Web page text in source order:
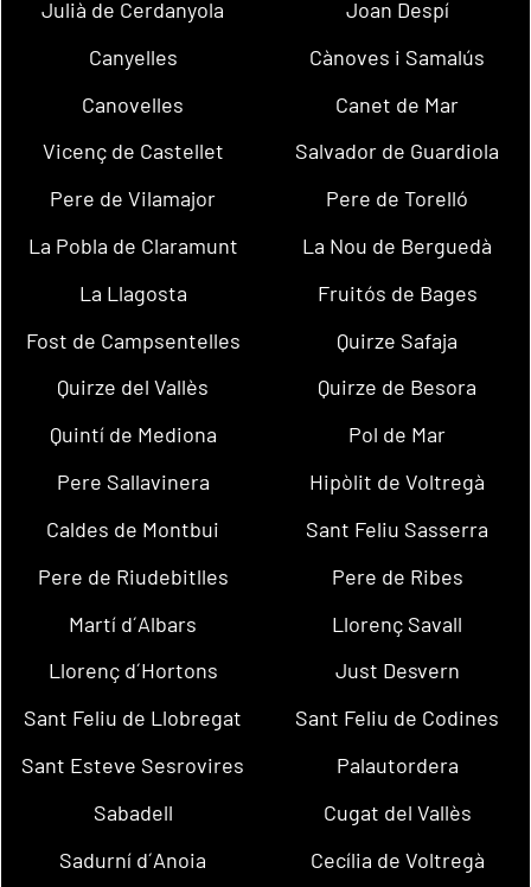
Julià de Cerdanyola
Joan Despí
Canyelles
Cànoves i Samalús
Canovelles
Canet de Mar
Vicenç de Castellet
Salvador de Guardiola
Pere de Vilamajor
Pere de Torelló
La Pobla de Claramunt
La Nou de Berguedà
La Llagosta
Fruitós de Bages
Fost de Campsentelles
Quirze Safaja
Quirze del Vallès
Quirze de Besora
Quintí de Mediona
Pol de Mar
Pere Sallavinera
Hipòlit de Voltregà
Caldes de Montbui
Sant Feliu Sasserra
Pere de Riudebitlles
Pere de Ribes
Martí d´Albars
Llorenç Savall
Llorenç d´Hortons
Just Desvern
Sant Feliu de Llobregat
Sant Feliu de Codines
Sant Esteve Sesrovires
Palautordera
Sabadell
Cugat del Vallès
Sadurní d´Anoia
Cecília de Voltregà